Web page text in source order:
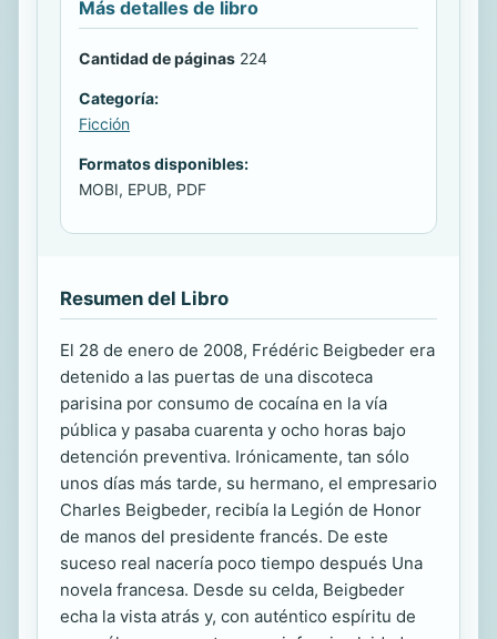
Más detalles de libro
Cantidad de páginas 224
Categoría:
Ficción
Formatos disponibles:
MOBI, EPUB, PDF
Resumen del Libro
El 28 de enero de 2008, Frédéric Beigbeder era
detenido a las puertas de una discoteca
parisina por consumo de cocaína en la vía
pública y pasaba cuarenta y ocho horas bajo
detención preventiva. Irónicamente, tan sólo
unos días más tarde, su hermano, el empresario
Charles Beigbeder, recibía la Legión de Honor
de manos del presidente francés. De este
suceso real nacería poco tiempo después Una
novela francesa. Desde su celda, Beigbeder
echa la vista atrás y, con auténtico espíritu de